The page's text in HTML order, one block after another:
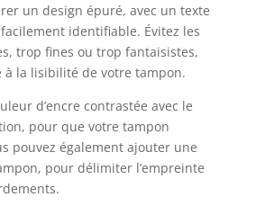
un design épuré, avec un texte
identifiable. Évitez les
trop fines ou trop fantaisistes,
la lisibilité de votre tampon.
d’encre contrastée avec le
pour que votre tampon
pouvez également ajouter une
pour délimiter l’empreinte